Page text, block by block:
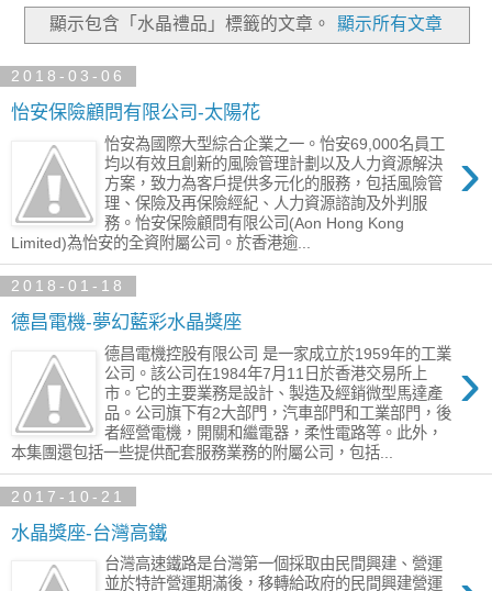
顯示包含「水晶禮品」 標籤的文章。 顯示所有文章
2018-03-06
怡安保險顧問有限公司-太陽花
›
怡安為國際大型綜合企業之一。怡安69,000名員工
均以有效且創新的風險管理計劃以及人力資源解決
方案，致力為客戶提供多元化的服務，包括風險管
理、保險及再保險經紀、人力資源諮詢及外判服
務。怡安保險顧問有限公司(Aon Hong Kong
Limited)為怡安的全資附屬公司。於香港逾...
2018-01-18
德昌電機-夢幻藍彩水晶獎座
›
德昌電機控股有限公司 是一家成立於1959年的工業
公司。該公司在1984年7月11日於香港交易所上
市。它的主要業務是設計、製造及經銷微型馬達產
品。公司旗下有2大部門，汽車部門和工業部門，後
者經營電機，開關和繼電器，柔性電路等。此外，
本集團還包括一些提供配套服務業務的附屬公司，包括...
2017-10-21
水晶獎座-台灣高鐵
台灣高速鐵路是台灣第一個採取由民間興建、營運
並於特許營運期滿後，移轉給政府的民間興建營運